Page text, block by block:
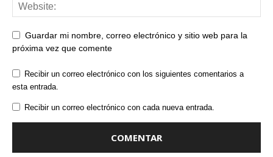
Guardar mi nombre, correo electrónico y sitio web para la
próxima vez que comente
Recibir un correo electrónico con los siguientes comentarios a
esta entrada.
Recibir un correo electrónico con cada nueva entrada.